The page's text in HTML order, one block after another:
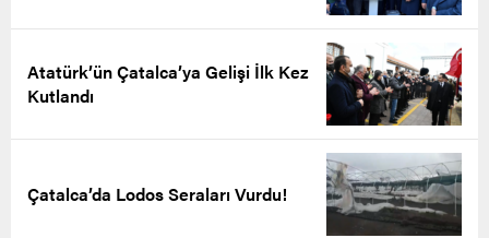
Atatürk’ün Çatalca’ya Gelişi İlk Kez
Kutlandı
Çatalca’da Lodos Seraları Vurdu!